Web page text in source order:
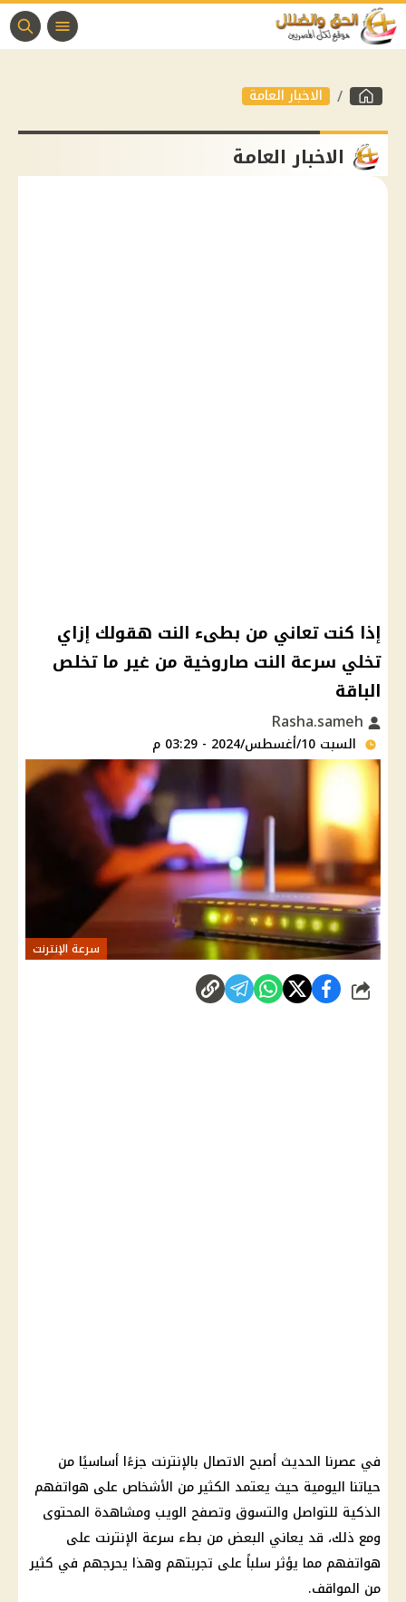
الاخبار العامة
الاخبار العامة
إذا كنت تعاني من بطىء النت هقولك إزاي
تخلي سرعة النت صاروخية من غير ما تخلص
الباقة
السبت 10/أغسطس/2024 - 03:29 م
سرعة الإنترنت
شارك
في عصرنا الحديث أصبح الاتصال بالإنترنت جزءًا أساسيًا من
حياتنا اليومية حيث يعتمد الكثير من الأشخاص على هواتفهم
الذكية للتواصل والتسوق وتصفح الويب ومشاهدة المحتوى
ومع ذلك، قد يعاني البعض من بطء سرعة الإنترنت على
هواتفهم مما يؤثر سلباً على تجربتهم وهذا يحرجهم في كثير
من المواقف.